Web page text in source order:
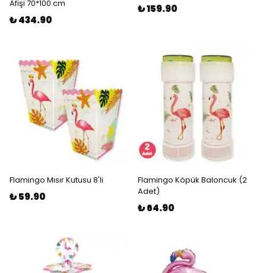
Afişi 70*100 cm
₺ 434.90
₺ 159.90
Flamingo Mısır Kutusu 8'li
₺ 59.90
Flamingo Köpük Baloncuk (2
Adet)
₺ 64.90